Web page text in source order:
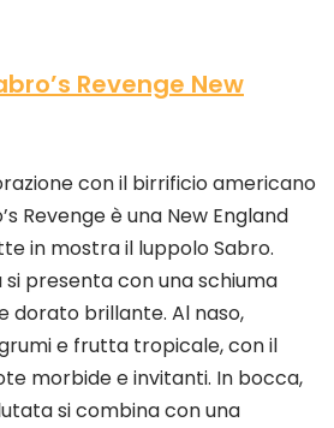
Revenge New
con il birrificio americano
Revenge è una New England
in mostra il luppolo Sabro.
presenta con una schiuma
dorato brillante. Al naso,
e frutta tropicale, con il
morbide e invitanti. In bocca,
si combina con una